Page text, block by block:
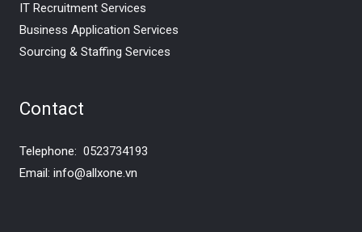
IT Recruitment Services
Business Application Services
Sourcing & Staffing Services
Contact
Telephone: 0523734193
Email: info@allxone.vn